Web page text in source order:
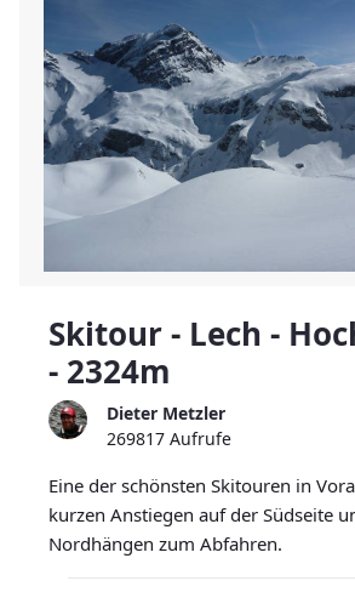
Skitour - Lech -
- 2324m
Dieter Metzler
269817 Aufrufe
Eine der schönsten Skitouren in
kurzen Anstiegen auf der Südseite
Nordhängen zum Abfahren.